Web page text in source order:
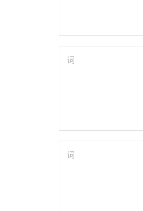
词
词